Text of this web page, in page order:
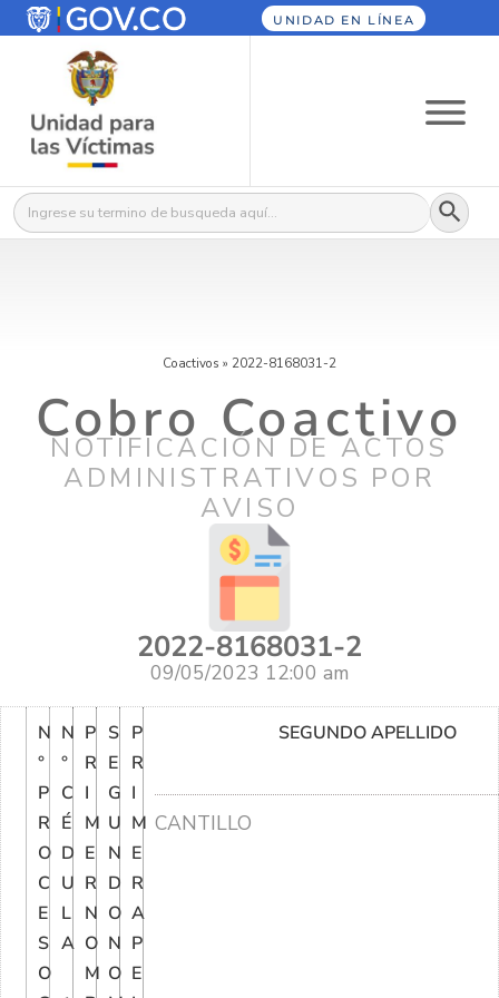
UNIDAD EN LÍNEA
Buscar: Botón
Coactivos » 2022-8168031-2
Cobro Coactivo
NOTIFICACIÓN DE ACTOS
ADMINISTRATIVOS POR
AVISO
2022-8168031-2
09/05/2023 12:00 am
N
°
P
R
O
C
E
S
O
N
°
C
É
D
U
L
A
P
R
I
M
E
R
N
O
M
S
E
G
U
N
D
O
N
O
P
R
I
M
E
R
A
P
E
SEGUNDO APELLIDO
CANTILLO